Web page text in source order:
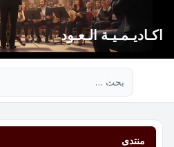
اكـاديـمـيـة الـعـود
منتدى